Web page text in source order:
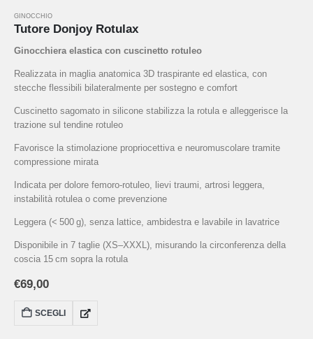
GINOCCHIO
Tutore Donjoy Rotulax
Ginocchiera elastica con cuscinetto rotuleo
Realizzata in maglia anatomica 3D traspirante ed elastica, con
stecche flessibili bilateralmente per sostegno e comfort
Cuscinetto sagomato in silicone stabilizza la rotula e alleggerisce la
trazione sul tendine rotuleo
Favorisce la stimolazione propriocettiva e neuromuscolare tramite
compressione mirata
Indicata per dolore femoro-rotuleo, lievi traumi, artrosi leggera,
instabilità rotulea o come prevenzione
Leggera (< 500 g), senza lattice, ambidestra e lavabile in lavatrice
Disponibile in 7 taglie (XS–XXXL), misurando la circonferenza della
coscia 15 cm sopra la rotula
€69,00
SCEGLI